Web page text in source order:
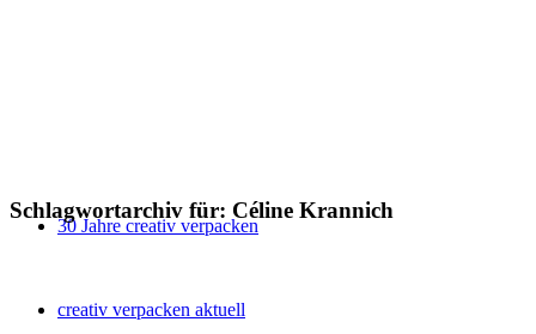
30 Jahre creativ verpacken
creativ verpacken aktuell
Schlagwortarchiv für: Céline Krannich